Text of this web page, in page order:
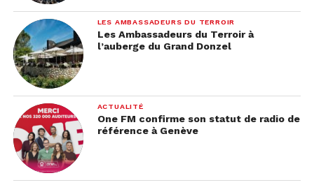
Ce sera ce vendredi 20 août 2021, que la star
sortira son troisième album studio
quatre ans aprèsMelodrama.Il comporte 12
chansons dont le nouveau singleMood Ring,la
ballade intime
Stoned At the Nails Salon,
21 Juillet dernier et le titre ensoleillé
sorti en Juin
LES AMBASSADEURS DU TERROIR
Les Ambassadeurs du Terroir à
l’auberge du Grand Donzel
ACTUALITÉ
One FM confirme son statut de radio de
référence à Genève